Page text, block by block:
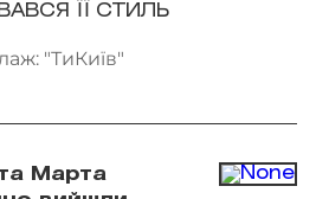
ЇЇ СТИЛЬ
"ТиКиїв"
та Марта